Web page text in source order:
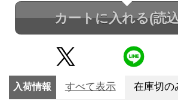
カートに入れる(読
入荷情報 すべて表示 在庫切の